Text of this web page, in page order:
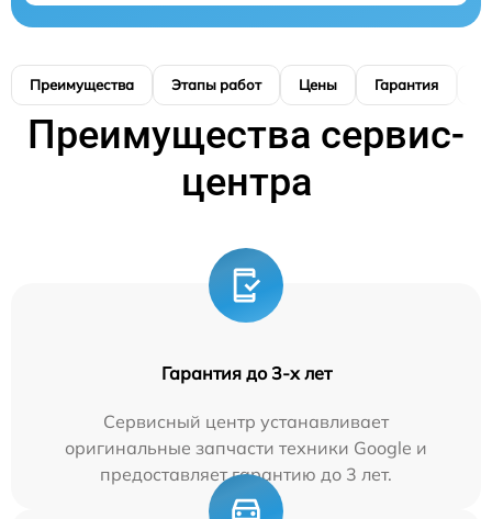
Преимущества Этапы работ Цены Гарантия
Преимущества сервис-
центра
Гарантия до 3-х лет
Сервисный центр устанавливает
оригинальные запчасти техники Google и
предоставляет гарантию до 3 лет.